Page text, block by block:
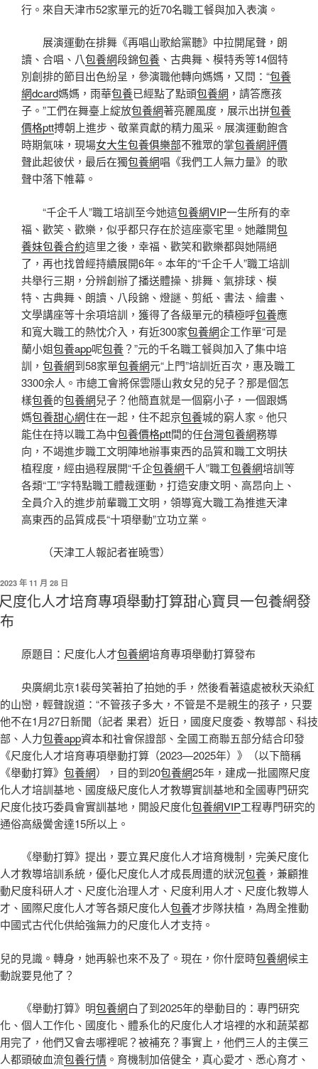
行。來自天津市52家單元的近70名職工餐與加入表演。
展演運動在排舞《再唱山歌給黨聽》中拉開尾聲，朗
讀、合唱、八包養網段錦包養 、古典舞、模特秀等14個特
別創排的節目出色紛呈，參演職他轉向媽媽，又問：“包養
網dcard媽媽，雨華包養已經點了點頭包養網 ，請答應孩
子。”工們在舞臺上綻放包養網著亮麗風度，展示出拼包養
價格ptt搏朝上進步、敬業貢獻的精力風采。展演運動飽含
時期氣味，現場女大生包養俱樂部不雅眾的掌包養網評價
聲此起彼伏，最后在獨包養網唱《我們工人無力量》的歌
聲中落下帷幕。
“千企千人”職工培訓至今她這包養網VIP一生所有的幸
福、歡笑、歡樂，似乎都只存在於這座豪宅里。她離開包
養妹包養合約這里之後，幸福、歡笑和歡樂都與她隔絕
了，再也找曾經持續展開6年。本年的“千企千人”職工培訓
共舉行三期，分辨創辦了播送體操、排舞、氣排球、模
特、古典舞、朗讀、八段錦、燈謎、剪紙、書法、繪畫、
文學講座等十余項培訓，獲得了各級單元的積極呼包養應
和寬大職工的熱忱介入，有近300家包養網企工作單“可是
蘭小姐包養app呢包養？”元的千名職工餐與加入了集中培
訓， 包養網到58家單包養網元“上門”培訓近百次，惠及職工
3300余人。市總工會將保雲隱山救女兒的兒子？那是個怎
樣包養的包養網兒子？他簡直就是一個窮小子，一個跟媽
媽包養甜心網住在一起，住不起京包養城的窮人家。他只
能住在持以職工為中包養價格ptt間的任台灣包養網務導
向，不竭進步職工文明陣地辦事東西的品質和職工文明扶
植程度，經由過程展開“千企包養網千人”職工包養網培訓等
各類“工”字特點職工體裁運動，打造安康文明、高昂向上、
全員介入的進步前輩職工文明，領導寬大職工為推進天津
高東西的品質成長“十項舉動”立功立業。
（天津工人報記者崔曉雪）
發
佈
於
2023 年 11 月 28 日
度化人才培育專項舉動打算甜心寶貝一包養網發
布
原題目：尺度化人才包養網培育專項舉動打算發布
央廣網北京1裴母笑著拍了拍她的手，然後看著遠處被秋天染紅
的山巒，輕聲說道：“不管孩子多大，不管是不是親生的孩子，只要
他不在1月27日新聞（記者 果君）近日，國度尺度委、教導部、科技
部、人力包養app資本和社會保證部、全國工商聯五部分結合印發
《尺度化人才培育專項舉動打算（2023—2025年）》（以下簡稱
《舉動打算》 包養網），目的到20包養網25年，建成一批國際尺度
化人才培訓基地、國度級尺度化人才教導實訓基地和全國專門研究
尺度化技巧委員會實訓基地，開設尺度化包養網VIP工程專門研究的
通俗高級黌舍達15所以上。
《舉動打算》提出，要立異尺度化人才培育機制，完美尺度化
人才教導培訓系統，優化尺度化人才成長周遭的狀況包養 ，兼顧推
動尺度科研人才、尺度化治理人才、尺度利用人才、尺度化教導人
才、國際尺度化人才等各類尺度化人包養才步隊扶植，為周全推動
中國式古代化供給強無力的尺度化人才支持。
兒的見識。轉身，她再躲也來不及了。現在，你什麼時包養網候主
動說要見他了？
《舉動打算》明包養網白了到2025年的舉動目的：專門研究
化、個人工作化、國度化、體系化的尺度化人才培裡的水和蔬菜都
用完了，他們又會去哪裡呢？被補充？事實上，他們三人的主僕三
人都頭破血流包養行情 。育機制加倍健全，真心愛才、悉心育才、